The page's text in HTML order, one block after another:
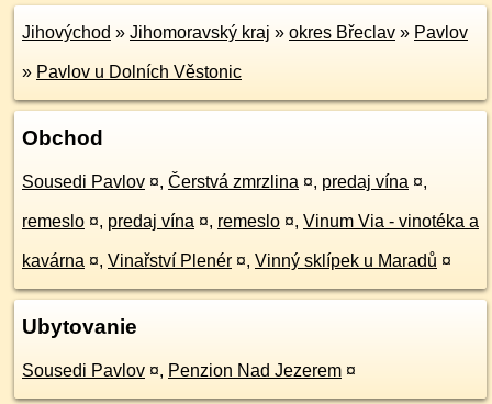
Jihovýchod » Jihomoravský kraj » okres Břeclav » Pavlov
» Pavlov u Dolních Věstonic
Obchod
Sousedi Pavlov ¤, Čerstvá zmrzlina ¤, predaj vína ¤,
remeslo ¤, predaj vína ¤, remeslo ¤, Vinum Via - vinotéka a
kavárna ¤, Vinařství Plenér ¤, Vinný sklípek u Maradů ¤
Ubytovanie
Sousedi Pavlov ¤, Penzion Nad Jezerem ¤